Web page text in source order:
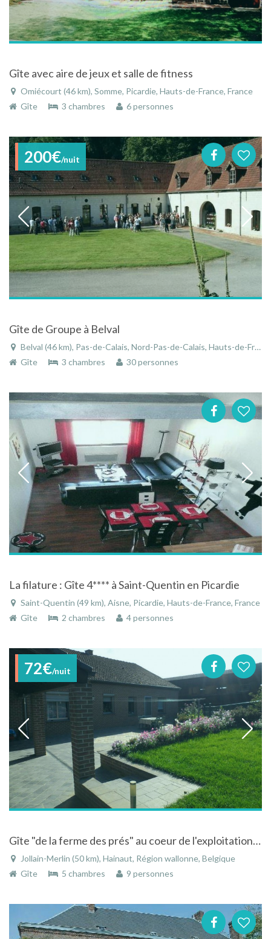
Gîte avec aire de jeux et salle de fitness
Omiécourt (46 km), Somme, Picardie, Hauts-de-France, France
Gîte
3 chambres 6 personnes
200€/nuit
Gîte de Groupe à Belval
Belval (46 km), Pas-de-Calais, Nord-Pas-de-Calais, Hauts-de-France, France
Gîte
3 chambres 30 personnes
La filature : Gîte 4**** à Saint-Quentin en Picardie
Saint-Quentin (49 km), Aisne, Picardie, Hauts-de-France, France
Gîte
2 chambres 4 personnes
72€/nuit
Gîte "de la ferme des prés" au coeur de l'exploitation agricole
Jollain-Merlin (50 km), Hainaut, Région wallonne, Belgique
Gîte
5 chambres 9 personnes